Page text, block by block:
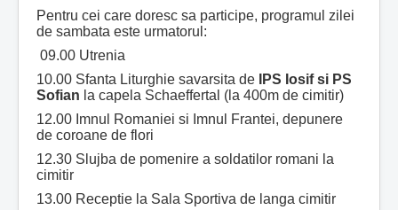
Pentru cei care doresc sa participe, programul zilei
de sambata este urmatorul:
09.00 Utrenia
10.00 Sfanta Liturghie savarsita de
IPS Iosif si PS
Sofian la capela Schaeffertal (la 400m de cimitir)
12.00 Imnul Romaniei si Imnul Frantei, depunere
de coroane de flori
12.30 Slujba de pomenire a soldatilor romani la
cimitir
13.00 Receptie la Sala Sportiva de langa cimitir